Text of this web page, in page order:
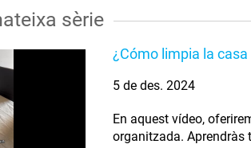
sèrie
¿Cómo limpia la
5 de des. 2024
En aquest vídeo,
organitzada. Aprendràs